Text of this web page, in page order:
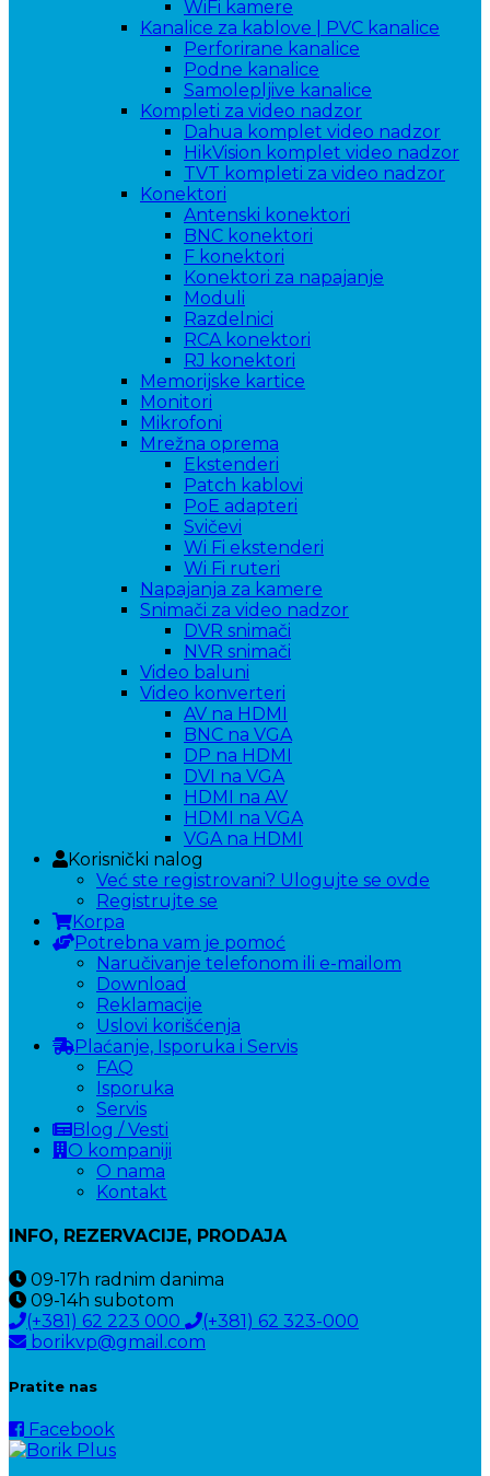
WiFi kamere
Kanalice za kablove | PVC kanalice
Perforirane kanalice
Podne kanalice
Samolepljive kanalice
Kompleti za video nadzor
Dahua komplet video nadzor
HikVision komplet video nadzor
TVT kompleti za video nadzor
Konektori
Antenski konektori
BNC konektori
F konektori
Konektori za napajanje
Moduli
Razdelnici
RCA konektori
RJ konektori
Memorijske kartice
Monitori
Mikrofoni
Mrežna oprema
Ekstenderi
Patch kablovi
PoE adapteri
Svičevi
Wi Fi ekstenderi
Wi Fi ruteri
Napajanja za kamere
Snimači za video nadzor
DVR snimači
NVR snimači
Video baluni
Video konverteri
AV na HDMI
BNC na VGA
DP na HDMI
DVI na VGA
HDMI na AV
HDMI na VGA
VGA na HDMI
Korisnički nalog
Već ste registrovani? Ulogujte se ovde
Registrujte se
Korpa
Potrebna vam je pomoć
Naručivanje telefonom ili e-mailom
Download
Reklamacije
Uslovi korišćenja
Plaćanje, Isporuka i Servis
FAQ
Isporuka
Servis
Blog / Vesti
O kompaniji
O nama
Kontakt
INFO, REZERVACIJE, PRODAJA
09-17h radnim danima
09-14h subotom
(+381) 62 223 000
(+381) 62 323-000
borikvp@gmail.com
Pratite nas
Facebook